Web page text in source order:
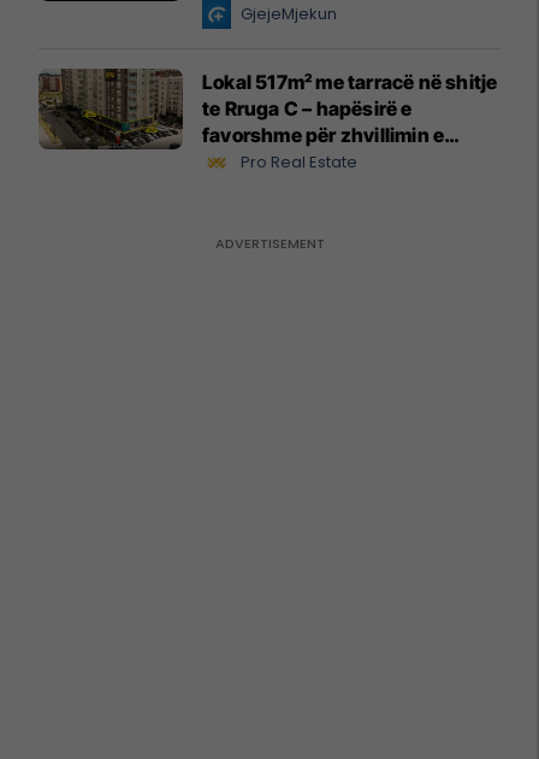
GjejeMjekun
Lokal 517m² me tarracë në shitje
te Rruga C – hapësirë e
favorshme për zhvillimin e
biznesit #15796
Pro Real Estate